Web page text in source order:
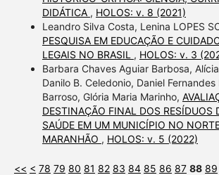
DIDÁTICA , HOLOS: v. 8 (2021)
Leandro Silva Costa, Lenina LOPES
PESQUISA EM EDUCAÇÃO E
LEGAIS NO BRASIL , HOLOS: v. 3
Barbara Chaves Aguiar Barbosa,
Danilo B. Celedonio, Daniel
Barroso, Glória Maria Marinho,
DESTINAÇÃO FINAL DOS RESÍDUOS
SAÚDE EM UM MUNICÍPIO NO
MARANHÃO , HOLOS: v. 5 (2022)
<< < 78 79 80 81 82 83 84 85 86 87 88 89